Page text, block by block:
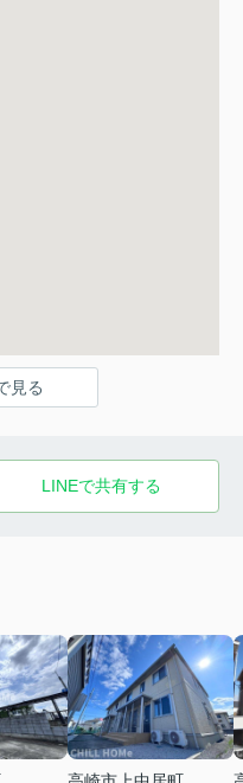
見る
LINEで共有する